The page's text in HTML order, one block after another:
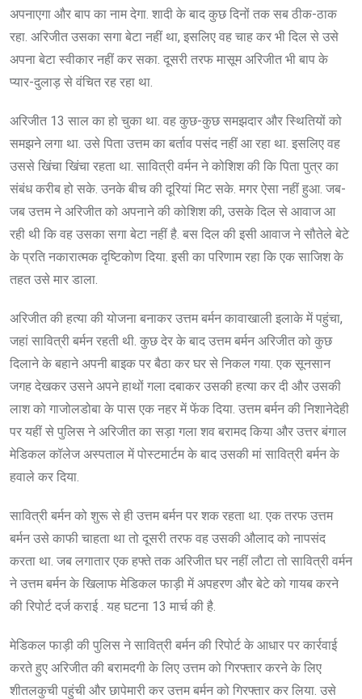
अपनाएगा और बाप का नाम देगा. शादी के बाद कुछ दिनों तक सब ठीक-ठाक
रहा. अरिजीत उसका सगा बेटा नहीं था, इसलिए वह चाह कर भी दिल से उसे
अपना बेटा स्वीकार नहीं कर सका. दूसरी तरफ मासूम अरिजीत भी बाप के
प्यार-दुलाड़ से वंचित रह रहा था.
अरिजीत 13 साल का हो चुका था. वह कुछ-कुछ समझदार और स्थितियों को
समझने लगा था. उसे पिता उत्तम का बर्ताव पसंद नहीं आ रहा था. इसलिए वह
उससे खिंचा खिंचा रहता था. सावित्री वर्मन ने कोशिश की कि पिता पुत्र का
संबंध करीब हो सके. उनके बीच की दूरियां मिट सके. मगर ऐसा नहीं हुआ. जब-
जब उत्तम ने अरिजीत को अपनाने की कोशिश की, उसके दिल से आवाज आ
रही थी कि वह उसका सगा बेटा नहीं है. बस दिल की इसी आवाज ने सौतेले बेटे
के प्रति नकारात्मक दृष्टिकोण दिया. इसी का परिणाम रहा कि एक साजिश के
तहत उसे मार डाला.
अरिजीत की हत्या की योजना बनाकर उत्तम बर्मन कावाखाली इलाके में पहुंचा,
जहां सावित्री बर्मन रहती थी. कुछ देर के बाद उत्तम बर्मन अरिजीत को कुछ
दिलाने के बहाने अपनी बाइक पर बैठा कर घर से निकल गया. एक सूनसान
जगह देखकर उसने अपने हाथों गला दबाकर उसकी हत्या कर दी और उसकी
लाश को गाजोलडोबा के पास एक नहर में फेंक दिया. उत्तम बर्मन की निशानेदेही
पर यहीं से पुलिस ने अरिजीत का सड़ा गला शव बरामद किया और उत्तर बंगाल
मेडिकल कॉलेज अस्पताल में पोस्टमार्टम के बाद उसकी मां सावित्री बर्मन के
हवाले कर दिया.
सावित्री बर्मन को शुरू से ही उत्तम बर्मन पर शक रहता था. एक तरफ उत्तम
बर्मन उसे काफी चाहता था तो दूसरी तरफ वह उसकी औलाद को नापसंद
करता था. जब लगातार एक हफ्ते तक अरिजीत घर नहीं लौटा तो सावित्री वर्मन
ने उत्तम बर्मन के खिलाफ मेडिकल फाड़ी में अपहरण और बेटे को गायब करने
की रिपोर्ट दर्ज कराई . यह घटना 13 मार्च की है.
मेडिकल फाड़ी की पुलिस ने सावित्री बर्मन की रिपोर्ट के आधार पर कार्रवाई
करते हुए अरिजीत की बरामदगी के लिए उत्तम को गिरफ्तार करने के लिए
शीतलकुची पहुंची और छापेमारी कर उत्तम बर्मन को गिरफ्तार कर लिया. उसे